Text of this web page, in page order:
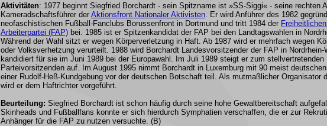
Aktivitäten: 1977 beginnt Siegfried Borchardt - sein Spitzname ist »SS-Siggi« - seine rechten
Kameradschaftsführer der Aktionsfront Nationaler Aktivisten . Er wird Anführer des 1982
neofaschistischen Fußball-Fanclubs Borussenfront in Dortmund und tritt 1984 der
Arbeiterpartei (FAP) bei. 1985 ist er Spitzenkandidat der FAP bei den Landtagswahlen in
Während der Wahl sitzt er wegen Körperverletzung in Haft. Ab 1987 wird er mehrfach wegen
oder Volksverhetzung verurteilt. 1988 wird Borchardt Landesvorsitzender der FAP in Nordrhein-
kandidiert für sie im Juni 1989 bei der Europawahl. Im Juli 1989 steigt er zum stellvertretenden
Parteivorsitzenden auf. Im August 1995 nimmt Borchardt in Luxemburg mit 90 meist
einer Rudolf-Heß-Kundgebung vor der deutschen Botschaft teil. Als mutmaßlicher Organisator
wird er dem Haftrichter vorgeführt.
Beurteilung: Siegfried Borchardt ist schon häufig durch seine hohe Gewaltbereitschaft
Skinheads und Fußballfans konnte er sich hierdurch Symphatien verschaffen, die er zur
Anhänger für die FAP zu nutzen versuchte. (B)